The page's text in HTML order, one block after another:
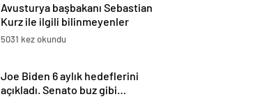
Avusturya başbakanı Sebastian
Kurz ile ilgili bilinmeyenler
5031 kez okundu
Joe Biden 6 aylık hedeflerini
açıkladı. Senato buz gibi…